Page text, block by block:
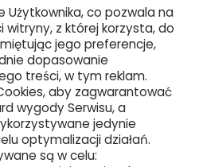
Użytkownika, co pozwala na
z której korzysta, do
jego preferencje,
dopasowanie
treści, w tym reklam.
aby zagwarantować
wygody Serwisu, a
jedynie
optymalizacji działań.
są w celu: